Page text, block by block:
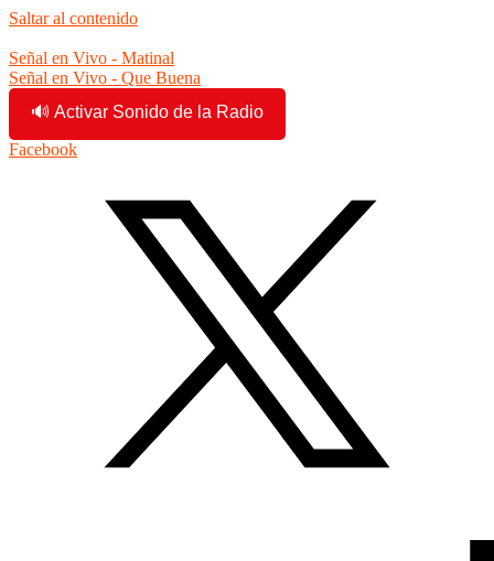
Saltar al contenido
Señal en Vivo - Matinal
Señal en Vivo - Que Buena
🔊 Activar Sonido de la Radio
Facebook